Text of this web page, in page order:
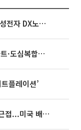
3445억 자사주 지급 마쳤는데...삼성전자 DX노조, 뒤늦은 '떼쓰기 집회'
영끌 '주택공급' 대책 임박⋯비아파트·도심복합까지 총동원
플레이션’
이란 “호르무즈 새 항로 합의 매우 근접...미국 배상 먼저”